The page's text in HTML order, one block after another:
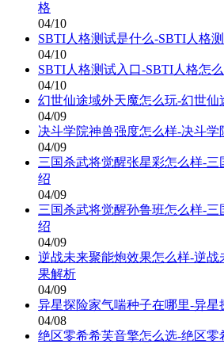
格
04/10
SBTI人格测试是什么-SBTI人格
04/10
SBTI人格测试入口-SBTI人格怎
04/10
幻世仙途域外天魔怎么玩-幻世仙
04/09
决斗学院神兽强度怎么样-决斗学
04/09
三国杀武将觉醒张星彩怎么样-
绍
04/09
三国杀武将觉醒孙鲁班怎么样-
绍
04/09
逆战未来聚能炮效果怎么样-逆战
果解析
04/09
异星探险家气喘种子在哪里-异星
04/08
绝区零希希芙音擎怎么选-绝区